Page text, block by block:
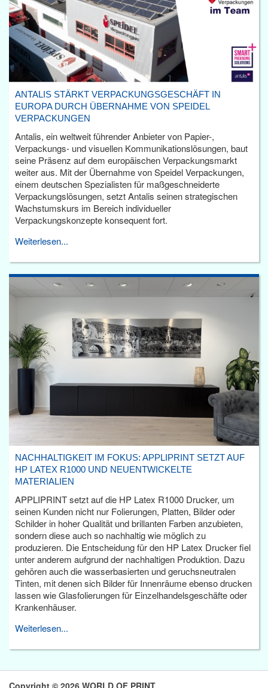
ANTALIS STÄRKT VERPACKUNGSGESCHÄFT IN
EUROPA DURCH ÜBERNAHME VON SPEIDEL
VERPACKUNGEN
Antalis, ein weltweit führender Anbieter von Papier-,
Verpackungs- und visuellen Kommunikationslösungen, baut
seine Präsenz auf dem europäischen Verpackungsmarkt
weiter aus. Mit der Übernahme von Speidel Verpackungen,
einem deutschen Spezialisten für maßgeschneiderte
Verpackungslösungen, setzt Antalis seinen strategischen
Wachstumskurs im Bereich individueller
Verpackungskonzepte konsequent fort.
Weiterlesen...
NACHHALTIGKEIT IM FOKUS: APPLIPRINT SETZT AUF
HP LATEX R1000 UND NEUENTWICKELTE
MATERIALIEN
APPLIPRINT setzt auf die HP Latex R1000 Drucker, um
seinen Kunden nicht nur Folierungen, Platten, Bilder oder
Schilder in hoher Qualität und brillanten Farben anzubieten,
sondern diese auch so nachhaltig wie möglich zu
produzieren. Die Entscheidung für den HP Latex Drucker fiel
unter anderem aufgrund der nachhaltigen Produktion. Dazu
gehören auch die wasserbasierten und geruchsneutralen
Tinten, mit denen sich Bilder für Innenräume ebenso drucken
lassen wie Glasfolierungen für Einzelhandelsgeschäfte oder
Krankenhäuser.
Weiterlesen...